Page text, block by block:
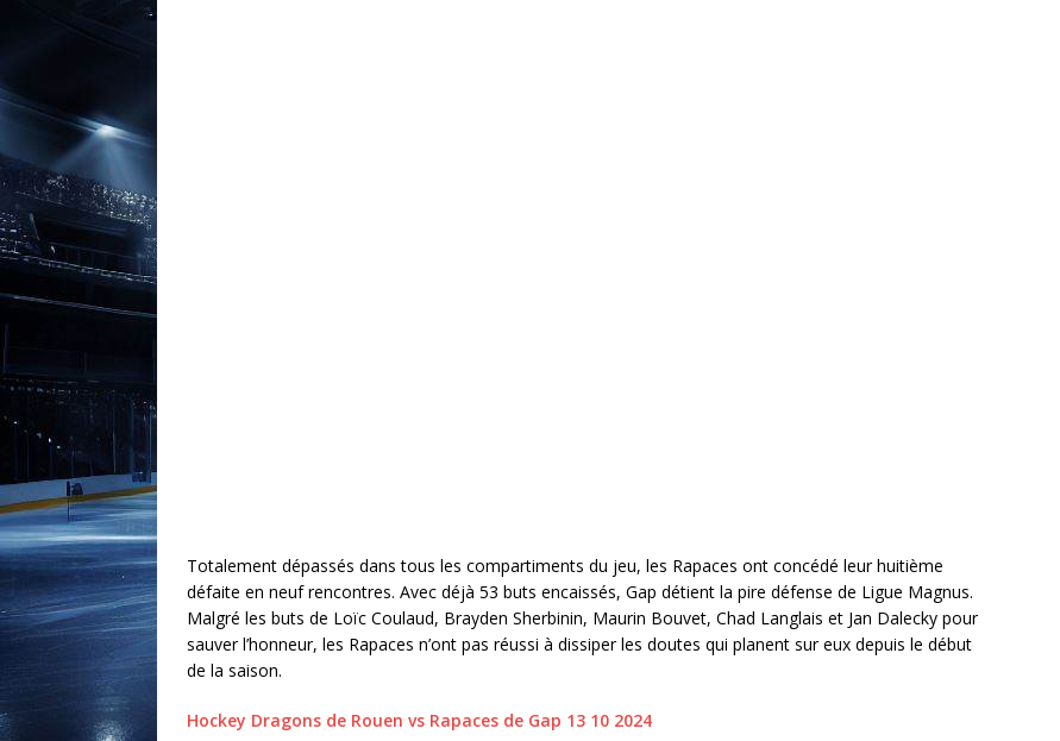
Totalement dépassés dans tous les compartiments du jeu, les Rapaces ont concédé leur huitième
défaite en neuf rencontres. Avec déjà 53 buts encaissés, Gap détient la pire défense de Ligue Magnus.
Malgré les buts de Loïc Coulaud, Brayden Sherbinin, Maurin Bouvet, Chad Langlais et Jan Dalecky pour
sauver l’honneur, les Rapaces n’ont pas réussi à dissiper les doutes qui planent sur eux depuis le début
de la saison.
Hockey Dragons de Rouen vs Rapaces de Gap 13 10 2024